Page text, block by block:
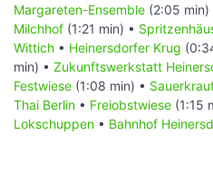
Margareten-Ensemble (2:05 min)
Milchhof (1:21 min) •
Wittich • Heinersdorfer Krug
min) • Zukunftswerkstatt
Festwiese (1:08 min) •
Thai Berlin • Freiobstwiese (1:15
Lokschuppen • Bahnhof